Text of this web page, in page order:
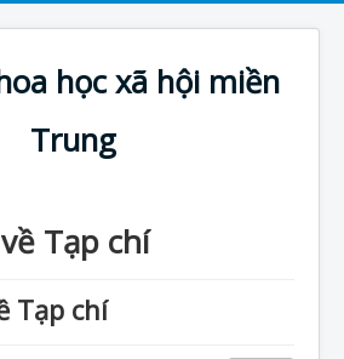
học xã hội miền
Trung
Tạp chí
Tạp chí